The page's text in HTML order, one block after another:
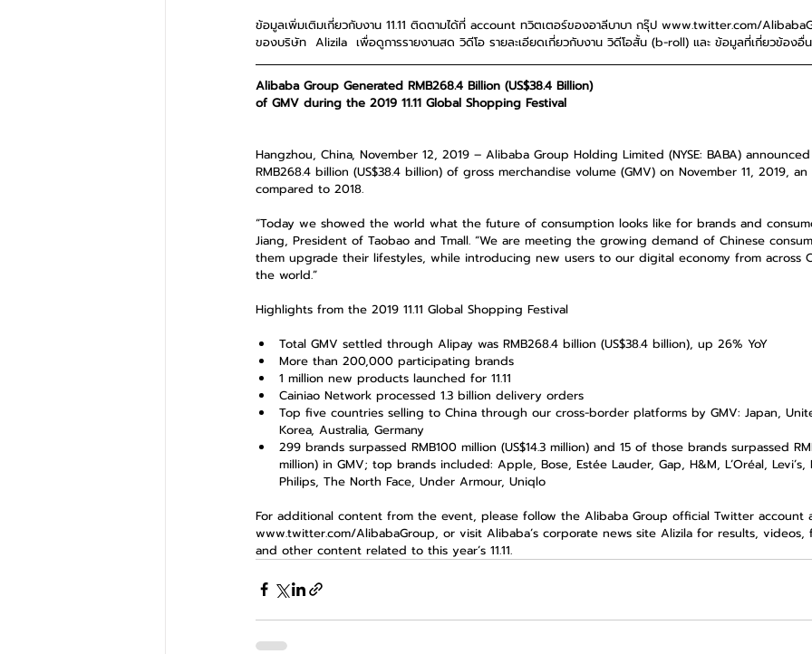
ข้อมูลเพิ่มเติมเกี่ยวกับงาน 11.11 ติดตามได้ที่ account ทวิตเตอร์ของอาลีบาบา กรุ๊ป www.twitter.com/
ของบริษัท  Alizila  เพื่อดูการรายงานสด วิดีโอ รายละเอียดเกี่ยวกับงาน วิดีโอสั้น (b-roll) และ ข้อมูลที่เกี่ยวข้องอื่
Alibaba Group Generated RMB268.4 Billion (US$38.4 Billion)
of GMV during the 2019 11.11 Global Shopping Festival
Hangzhou, China, November 12, 2019 – Alibaba Group Holding Limited (NYSE: BABA)
RMB268.4 billion (US$38.4 billion) of gross merchandise volume (GMV) on November 11, 2019,
compared to 2018.
“Today we showed the world what the future of consumption looks like for brands and
Jiang, President of Taobao and Tmall. “We are meeting the growing demand of Chinese
them upgrade their lifestyles, while introducing new users to our digital economy from across
the world.”
Highlights from the 2019 11.11 Global Shopping Festival
Total GMV settled through Alipay was RMB268.4 billion (US$38.4 billion), up 26% YoY
More than 200,000 participating brands
1 million new products launched for 11.11
Cainiao Network processed 1.3 billion delivery orders
Top five countries selling to China through our cross-border platforms by GMV: Japan,
Korea, Australia, Germany
299 brands surpassed RMB100 million (US$14.3 million) and 15 of those brands surpassed
million) in GMV; top brands included: Apple, Bose, Estée Lauder, Gap, H&M, L’Oréal,
Philips, The North Face, Under Armour, Uniqlo
For additional content from the event, please follow the Alibaba Group official Twitter account
www.twitter.com/AlibabaGroup, or visit Alibaba’s corporate news site Alizila for results,
and other content related to this year’s 11.11.